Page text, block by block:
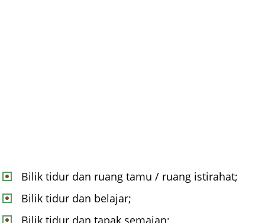
Bilik tidur dan ruang tamu / ruang istirahat;
Bilik tidur dan belajar;
Bilik tidur dan tapak semaian;